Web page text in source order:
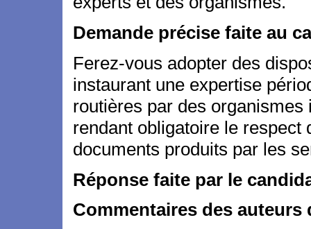
Demande précise faite au
Ferez-vous adopter des
instaurant une expertise
routières par des organismes
rendant obligatoire le respect
documents produits par les
Réponse faite par le
Commentaires des auteurs